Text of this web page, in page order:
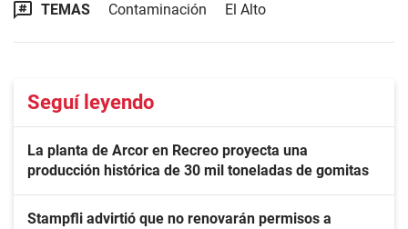
TEMAS Contaminación El Alto
Seguí leyendo
La planta de Arcor en Recreo proyecta una
producción histórica de 30 mil toneladas de gomitas
Stampfli advirtió que no renovarán permisos a